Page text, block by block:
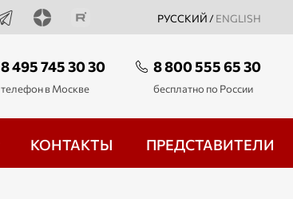
РУССКИЙ / ENGLISH
8 495 745 30 30
телефон в Москве
8 800 555 65 30
бесплатно по России
КОНТАКТЫ ПРЕДСТАВИТЕЛИ